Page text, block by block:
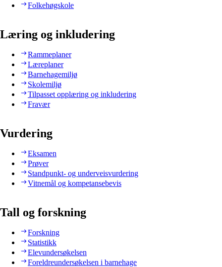
Folkehøgskole
Læring og inkludering
Rammeplaner
Læreplaner
Barnehagemiljø
Skolemiljø
Tilpasset opplæring og inkludering
Fravær
Vurdering
Eksamen
Prøver
Standpunkt- og underveisvurdering
Vitnemål og kompetansebevis
Tall og forskning
Forskning
Statistikk
Elevundersøkelsen
Foreldreundersøkelsen i barnehage